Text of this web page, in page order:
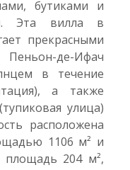
бутиками и
Эта вилла в
прекрасными
де-Ифач
в течение
а также
улица)
расположена
1106 м² и
204 м²,